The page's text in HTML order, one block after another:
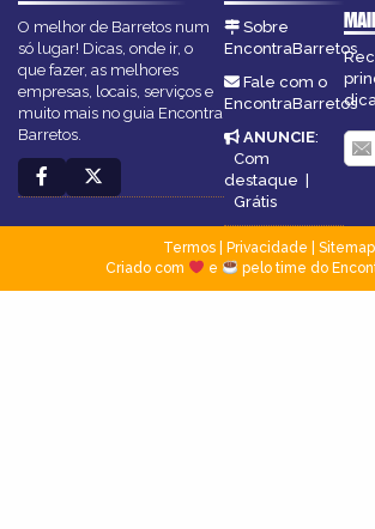
O melhor de Barretos num
só lugar! Dicas, onde ir, o
que fazer, as melhores
empresas, locais, serviços e
muito mais no guia Encontra
Barretos.
Sobre
EncontraBarretos
Fale com o
EncontraBarretos
ANUNCIE:
Com
destaque
Grátis
Termos| Privacidade
Sitemap
Criado com
e pelo time do